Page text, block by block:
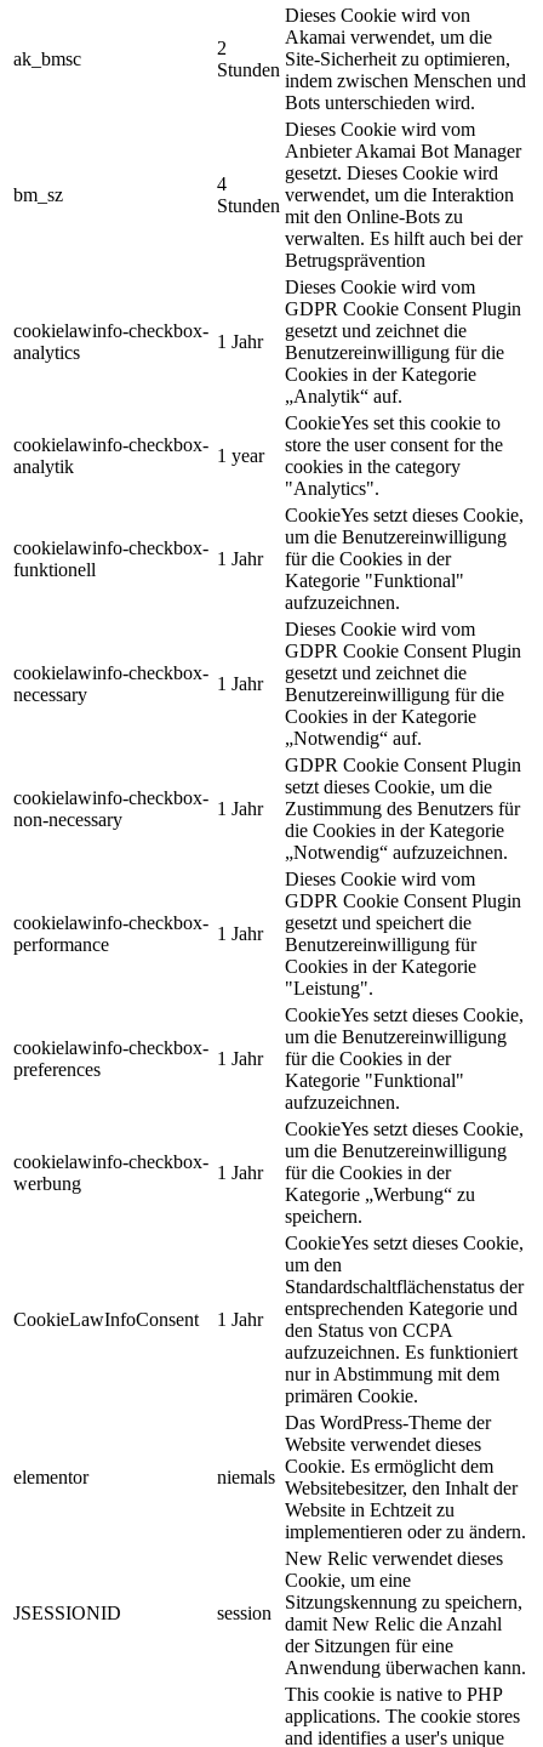
ak_bmsc
2
Stunden
Dieses Cookie wird von
Akamai verwendet, um die
Site-Sicherheit zu optimieren,
indem zwischen Menschen und
Bots unterschieden wird.
bm_sz
4
Stunden
Dieses Cookie wird vom
Anbieter Akamai Bot Manager
gesetzt. Dieses Cookie wird
verwendet, um die Interaktion
mit den Online-Bots zu
verwalten. Es hilft auch bei der
Betrugsprävention
cookielawinfo-checkbox-
analytics
1 Jahr
Dieses Cookie wird vom
GDPR Cookie Consent Plugin
gesetzt und zeichnet die
Benutzereinwilligung für die
Cookies in der Kategorie
„Analytik“ auf.
cookielawinfo-checkbox-
analytik
1 year
CookieYes set this cookie to
store the user consent for the
cookies in the category
"Analytics".
cookielawinfo-checkbox-
funktionell
1 Jahr
CookieYes setzt dieses Cookie,
um die Benutzereinwilligung
für die Cookies in der
Kategorie "Funktional"
aufzuzeichnen.
cookielawinfo-checkbox-
necessary
1 Jahr
Dieses Cookie wird vom
GDPR Cookie Consent Plugin
gesetzt und zeichnet die
Benutzereinwilligung für die
Cookies in der Kategorie
„Notwendig“ auf.
cookielawinfo-checkbox-
non-necessary
1 Jahr
GDPR Cookie Consent Plugin
setzt dieses Cookie, um die
Zustimmung des Benutzers für
die Cookies in der Kategorie
„Notwendig“ aufzuzeichnen.
cookielawinfo-checkbox-
performance
1 Jahr
Dieses Cookie wird vom
GDPR Cookie Consent Plugin
gesetzt und speichert die
Benutzereinwilligung für
Cookies in der Kategorie
"Leistung".
cookielawinfo-checkbox-
preferences
1 Jahr
CookieYes setzt dieses Cookie,
um die Benutzereinwilligung
für die Cookies in der
Kategorie "Funktional"
aufzuzeichnen.
cookielawinfo-checkbox-
werbung
1 Jahr
CookieYes setzt dieses Cookie,
um die Benutzereinwilligung
für die Cookies in der
Kategorie „Werbung“ zu
speichern.
CookieLawInfoConsent 1 Jahr
CookieYes setzt dieses Cookie,
um den
Standardschaltflächenstatus der
entsprechenden Kategorie und
den Status von CCPA
aufzuzeichnen. Es funktioniert
nur in Abstimmung mit dem
primären Cookie.
elementor niemals
Das WordPress-Theme der
Website verwendet dieses
Cookie. Es ermöglicht dem
Websitebesitzer, den Inhalt der
Website in Echtzeit zu
implementieren oder zu ändern.
JSESSIONID session
New Relic verwendet dieses
Cookie, um eine
Sitzungskennung zu speichern,
damit New Relic die Anzahl
der Sitzungen für eine
Anwendung überwachen kann.
This cookie is native to PHP
applications. The cookie stores
and identifies a user's unique